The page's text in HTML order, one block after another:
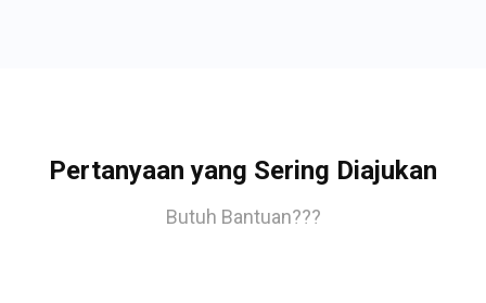
Pertanyaan yang Sering Diajukan
Butuh Bantuan???